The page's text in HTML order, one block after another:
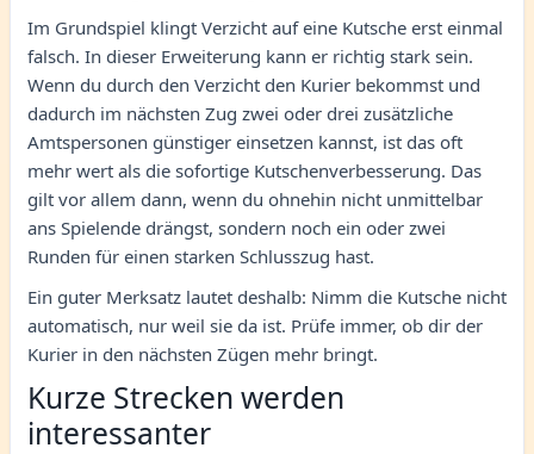
Im Grundspiel klingt Verzicht auf eine Kutsche erst einmal
falsch. In dieser Erweiterung kann er richtig stark sein.
Wenn du durch den Verzicht den Kurier bekommst und
dadurch im nächsten Zug zwei oder drei zusätzliche
Amtspersonen günstiger einsetzen kannst, ist das oft
mehr wert als die sofortige Kutschenverbesserung. Das
gilt vor allem dann, wenn du ohnehin nicht unmittelbar
ans Spielende drängst, sondern noch ein oder zwei
Runden für einen starken Schlusszug hast.
Ein guter Merksatz lautet deshalb: Nimm die Kutsche nicht
automatisch, nur weil sie da ist. Prüfe immer, ob dir der
Kurier in den nächsten Zügen mehr bringt.
Kurze Strecken werden
interessanter